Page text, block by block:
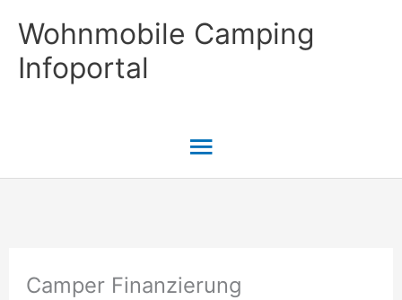
Inhalt
springen
Wohnmobile Camping
Infoportal
Hauptmenü
Camper Finanzierung